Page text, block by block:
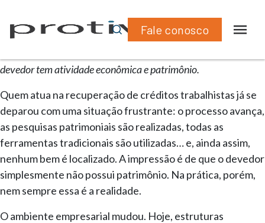
Fale conosco
Conteúdos Investigação de Ativos
devedor tem atividade econômica e patrimônio.
Quem atua na recuperação de créditos trabalhistas já se
deparou com uma situação frustrante: o processo avança,
as pesquisas patrimoniais são realizadas, todas as
ferramentas tradicionais são utilizadas… e, ainda assim,
nenhum bem é localizado. A impressão é de que o devedor
simplesmente não possui patrimônio. Na prática, porém,
nem sempre essa é a realidade.
O ambiente empresarial mudou. Hoje, estruturas